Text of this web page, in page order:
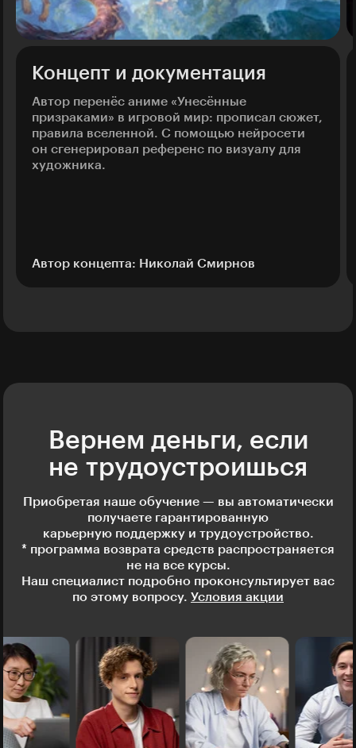
Концепт и документация
Автор перенёс аниме «Унесённые
призраками» в игровой мир: прописал сюжет,
правила вселенной. С помощью нейросети
он сгенерировал референс по визуалу для
художника.
Автор концепта: Николай Смирнов
Вернем деньги, если
не трудоустроишься
Приобретая наше обучение — вы автоматически
получаете гарантированную
карьерную поддержку и трудоустройство.
* программа возврата средств распространяется
не на все курсы.
Наш специалист подробно проконсультирует вас
по этому вопросу. Условия акции